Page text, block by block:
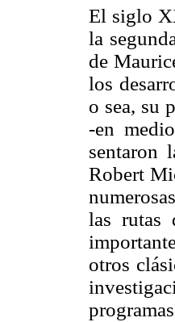
El siglo
la
de
los
o sea, su
-en
sentaron
Robert
las rutas
otros